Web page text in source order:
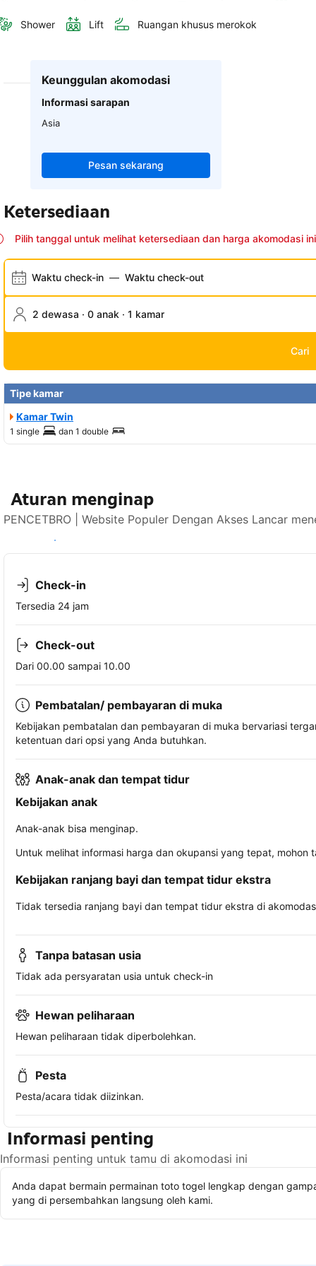
Shower Lift Ruangan khusus merokok
Keunggulan akomodasi
Informasi sarapan
Asia
Pesan sekarang
Ketersediaan
Pilih tanggal untuk melihat ketersediaan dan harga akomodasi ini
Waktu check-in — Waktu check-out
2 dewasa · 0 anak · 1 kamar
Cari
Tipe kamar
Kamar Twin
1 single dan 1 double
Aturan menginap
PENCETBRO | Website Populer Dengan Akses Lancar
Lihat ketersediaan
Check-in
Tersedia 24 jam
Check-out
Dari 00.00 sampai 10.00
Pembatalan/ pembayaran di muka
Kebijakan pembatalan dan pembayaran di muka bervariasi
ketentuan dari opsi yang Anda butuhkan.
Anak-anak dan tempat tidur
Kebijakan anak
Anak-anak bisa menginap.
Untuk melihat informasi harga dan okupansi yang tepat,
Kebijakan ranjang bayi dan tempat tidur ekstra
Tidak tersedia ranjang bayi dan tempat tidur ekstra di
Tanpa batasan usia
Tidak ada persyaratan usia untuk check-in
Hewan peliharaan
Hewan peliharaan tidak diperbolehkan.
Pesta
Pesta/acara tidak diizinkan.
Informasi penting
Informasi penting untuk tamu di akomodasi ini
Anda dapat bermain permainan toto togel lengkap dengan
yang di persembahkan langsung oleh kami.